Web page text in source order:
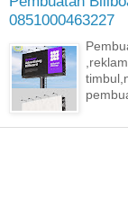
0851000463227